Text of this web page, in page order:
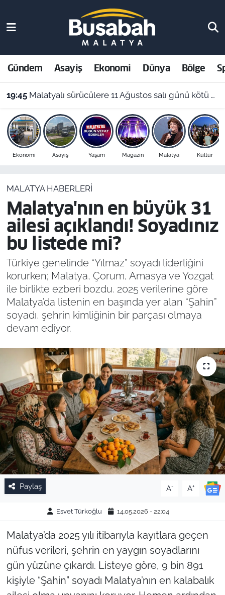
Gündem Asayiş Ekonomi Dünya Bölge
19:45 Malatyalı sürücülere 11 Ağustos salı günü kötü sürpriz: Benzin 72 TL oluyor!
Ekonomi Asayiş Yaşam Magazin Malatya Kültür
MALATYA HABERLERI
Malatya'nın en büyük 31
ailesi açıklandı! Soyadınız
bu listede mi?
Türkiye genelinde “Yılmaz” soyadı liderliğini
korurken; Malatya, Çorum, Amasya ve Yozgat
ile birlikte ezberi bozdu. 2025 verilerine göre
Malatya’da listenin en başında yer alan “Şahin”
soyadı, şehrin kimliğinin bir parçası olmaya
devam ediyor.
Paylaş A- A+
Esvet Türkoğlu 14.05.2026 - 22:04
Malatya’da 2025 yılı itibarıyla kayıtlara geçen
nüfus verileri, şehrin en yaygın soyadlarını
gün yüzüne çıkardı. Listeye göre, 9 bin 891
kişiyle “Şahin” soyadı Malatya’nın en kalabalık
Asayiş
Ekonomi
Dünya
Bölge
Resmi İlanlar
Malatya Nöbetçi Eczaneler
Malatya Hava Durumu
Malatya Namaz Vakitleri
Malatya Trafik Yoğunluk Haritası
Süper Lig Puan Durumu ve Fikstür
Son Dakika Haberleri
Haber Arşivi